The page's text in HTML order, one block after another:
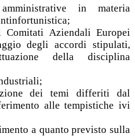
in materia
Aziendali Europei
degli accordi stipulati,
della disciplina
dei temi differiti dal
alle tempistiche ivi
a quanto previsto sulla